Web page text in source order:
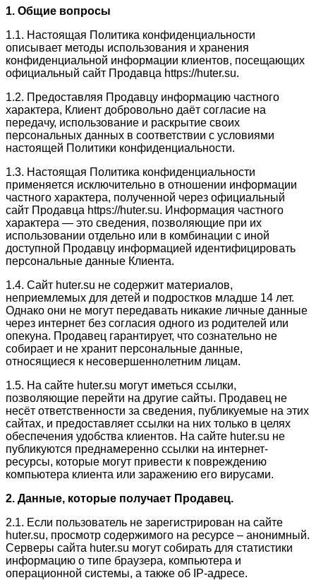
1. Общие вопросы
1.1. Настоящая Политика конфиденциальности
описывает методы использования и хранения
конфиденциальной информации клиентов, посещающих
официальный сайт Продавца https://huter.su.
1.2. Предоставляя Продавцу информацию частного
характера, Клиент добровольно даёт согласие на
передачу, использование и раскрытие своих
персональных данных в соответствии с условиями
настоящей Политики конфиденциальности.
1.3. Настоящая Политика конфиденциальности
применяется исключительно в отношении информации
частного характера, полученной через официальный
сайт Продавца https://huter.su. Информация частного
характера — это сведения, позволяющие при их
использовании отдельно или в комбинации с иной
доступной Продавцу информацией идентифицировать
персональные данные Клиента.
1.4. Сайт huter.su не содержит материалов,
неприемлемых для детей и подростков младше 14 лет.
Однако они не могут передавать никакие личные данные
через интернет без согласия одного из родителей или
опекуна. Продавец гарантирует, что сознательно не
собирает и не хранит персональные данные,
относящиеся к несовершеннолетним лицам.
1.5. На сайте huter.su могут иметься ссылки,
позволяющие перейти на другие сайты. Продавец не
несёт ответственности за сведения, публикуемые на этих
сайтах, и предоставляет ссылки на них только в целях
обеспечения удобства клиентов. На сайте huter.su не
публикуются преднамеренно ссылки на интернет-
ресурсы, которые могут привести к повреждению
компьютера клиента или заражению его вирусами.
2. Данные, которые получает Продавец.
2.1. Если пользователь не зарегистрирован на сайте
huter.su, просмотр содержимого на ресурсе – анонимный.
Серверы сайта huter.su могут собирать для статистики
информацию о типе браузера, компьютера и
операционной системы, а также об IP-адресе.